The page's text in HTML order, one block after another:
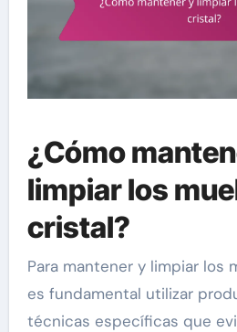
¿Cómo
limpiar los
cristal?
Para mantener y limpiar los
es fundamental utilizar
técnicas específicas que